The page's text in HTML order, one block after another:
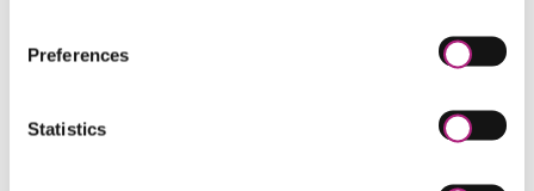
Preferences
Statistics
Bereich Compliance